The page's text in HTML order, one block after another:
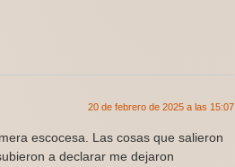
20 de febrero de 2025 a las 15:07
escocesa. Las cosas que salieron
a declarar me dejaron